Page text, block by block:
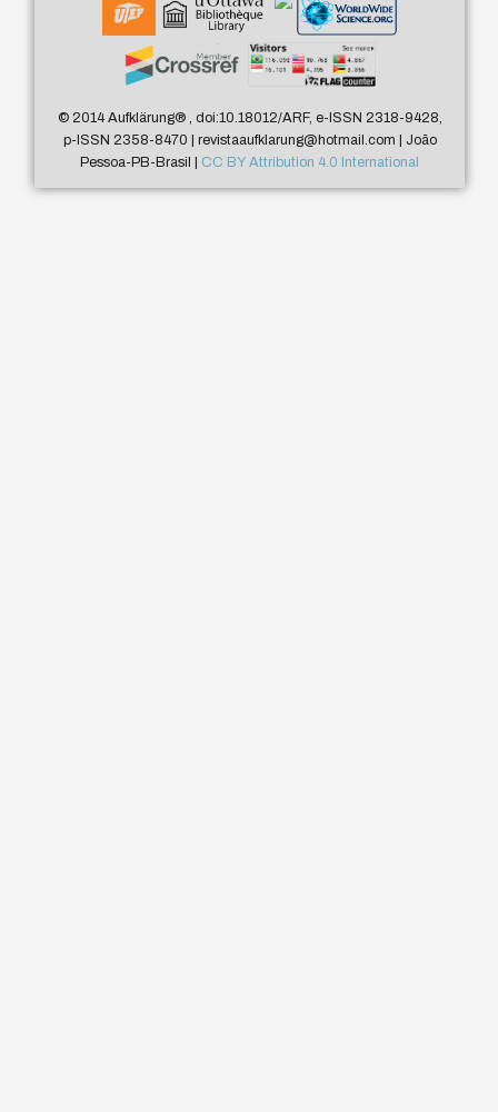
© 2014 Aufklärung®, doi:10.18012/ARF, e-ISSN 2318-9428,
p-ISSN 2358-8470 | revistaaufklarung@hotmail.com | João
Pessoa-PB-Brasil | CC BY Attribution 4.0 International